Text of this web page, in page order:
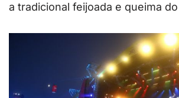
a tradicional feijoada e queima